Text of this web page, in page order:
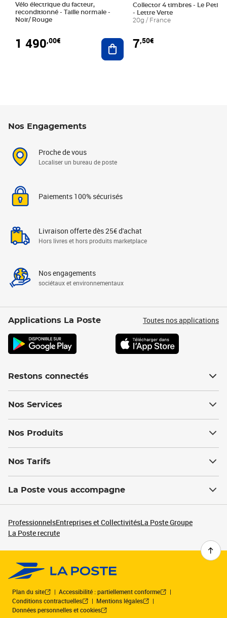
Vélo électrique du facteur,
reconditionné - Taille normale -
Noir/ Rouge
1 490,00€ Ajouter au panier
Collector 4 timbres - Le Petit
- Lettre Verte
20g / France
7,50€
Nos Engagements
Proche de vous
Localiser un bureau de poste
Paiements 100% sécurisés
Livraison offerte dès 25€ d'achat
Hors livres et hors produits marketplace
Nos engagements
sociétaux et environnementaux
Applications La Poste Toutes nos applications
Restons connectés
Nos Services
Nos Produits
Nos Tarifs
La Poste vous accompagne
ProfessionnelsEntreprises et CollectivitésLa Poste Groupe
La Poste recrute
Plan du site
Accessibilité : partiellement conforme
Conditions contractuelles
Mentions légales
Données personnelles et cookies